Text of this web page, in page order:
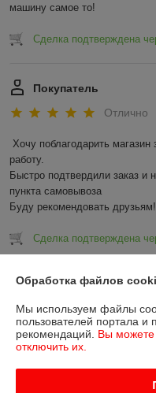
машину самое то!
Сделка подтверждена
Покупатель
Отлично
Хочу поблагодарить магазин
работу.
Быстро подтвердили заказ и
пункта самовывоза
Буду рекомендовать друзьям!
Сделка подтверждена
О нас
Контакты
Обработка файлов
Мы используем файлы
пользователей портала и
рекомендаций. Вы можете
отключить их.